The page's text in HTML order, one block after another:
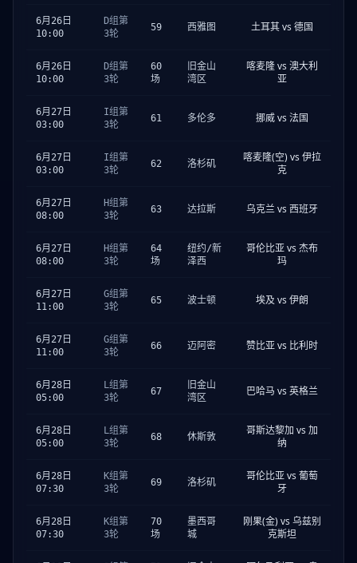
6月26日
10:00
D组第
3轮
59 西雅图 土耳其 vs 德国
6月26日
10:00
D组第
3轮
60
场
旧金山
湾区
喀麦隆 vs 澳大利
亚
6月27日
03:00
I组第
3轮
61 多伦多 挪威 vs 法国
6月27日
03:00
I组第
3轮
62 洛杉矶
喀麦隆(空) vs 伊拉
克
6月27日
08:00
H组第
3轮
63 达拉斯 乌克兰 vs 西班牙
6月27日
08:00
H组第
3轮
64
场
纽约/新
泽西
哥伦比亚 vs 杰布
玛
6月27日
11:00
G组第
3轮
65 波士顿 埃及 vs 伊朗
6月27日
11:00
G组第
3轮
66 迈阿密 赞比亚 vs 比利时
6月28日
05:00
L组第
3轮
67
旧金山
湾区
巴哈马 vs 英格兰
6月28日
05:00
L组第
3轮
68 休斯敦
哥斯达黎加 vs 加
纳
6月28日
07:30
K组第
3轮
69 洛杉矶
哥伦比亚 vs 葡萄
牙
6月28日
07:30
K组第
3轮
70
场
墨西哥
城
刚果(金) vs 乌兹别
克斯坦